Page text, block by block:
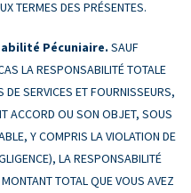
TERMES DES PRÉSENTES.
Pécuniaire. SAUF
LA RESPONSABILITÉ TOTALE
SERVICES ET FOURNISSEURS,
ACCORD OU SON OBJET, SOUS
Y COMPRIS LA VIOLATION DE
LA RESPONSABILITÉ
TOTAL QUE VOUS AVEZ